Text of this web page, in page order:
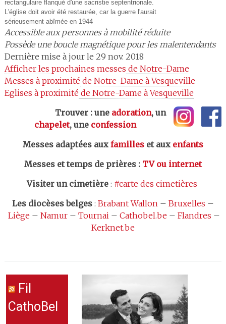
rectangulaire flanqué d'une sacristie septentrionale.
L'église doit avoir été restaurée, car la guerre l'aurait
sérieusement abîmée en 1944
Accessible aux personnes à mobilité réduite
Possède une boucle magnétique pour les malentendants
Dernière mise à jour le 29 nov. 2018
Afficher les prochaines messes de Notre-Dame
Messes à proximité de Notre-Dame à Vesqueville
Eglises à proximité de Notre-Dame à Vesqueville
Trouver : une adoration, un
chapelet, une confession
Messes adaptées aux familleset aux enfants
Messes et temps de prières: TV ou internet
Visiter un cimetière: #carte des cimetières
Les diocèses belges: Brabant Wallon– Bruxelles –
Liège – Namur– Tournai– Cathobel.be – Flandres –
Kerknet.be
Fil
CathoBel